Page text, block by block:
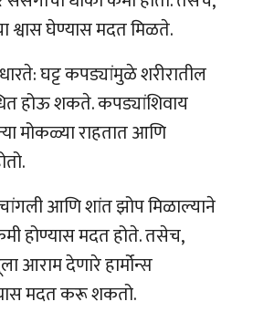
श्वास घेण्यास मदत मिळते.
घट्ट कपड्यांमुळे शरीरातील
होऊ शकते. कपड्यांशिवाय
मोकळ्या राहतात आणि
आणि शांत झोप मिळाल्याने
होण्यास मदत होते. तसेच,
आराम देणारे हार्मोन्स
मदत करू शकतो.